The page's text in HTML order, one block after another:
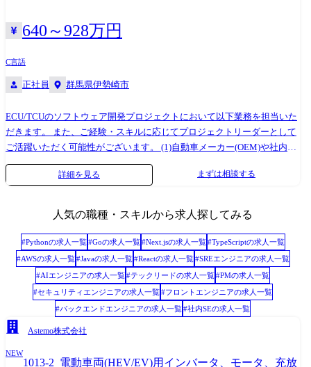
業務640～928万円
C言語
正社員 群馬県伊勢崎市
ECU/TCUのソフトウェア開発プロジェクトにおいて以下業務を担当いた
だきます。 また、ご経験・スキルに応じてプロジェクトリーダーとして
ご活躍いただく可能性がございます。 (1)自動車メーカー(OEM)や社内の
要求に基づき、車両制御機能の要件定義を実施 ・機能、性能、安全要件
などを明確化 (2)ソフトウェアのシステム設計・詳細設計を担当 ・アーキ
るためのフローチャートや構成図の作成 (3)設計に基づいたソフトウェア
の実装(コーディング)を実施 (4)HILS/MILS環境やテスト車両を用いた検
証・テスト ・単体、結合、システムテストを通じて品質を確認 (5)各構成
要素の統合と、システム全体の検証 ・要件を満たしているかを確認し、
必要に応じて修正 (6)OEMの開発スケジュールに基づき、開発活動の計
画・調整を実施 ・進捗、課題、品質などの管理プロセスに関与 (7)OEM
との技術的なコミュニケーションを通じて、課題・懸念事項の解決に取
り組む (8)チームメンバー(請負・派遣含む)の技術支援および育成 ・設
計・検証業務のレビューとフィードバック ・若手技術者への指導・教育
装、テストなどをお任せしたいと思っています。 入社3～5か月程度で小
詳細を見る まずは相談する
人気の職種・スキルから求人探してみる
#Pythonの求人一覧 #Goの求人一覧 #Next.jsの求人一覧 #TypeScriptの求人一覧
#AWSの求人一覧 #Javaの求人一覧 #Reactの求人一覧 #SREエンジニアの求人一覧
#AIエンジニアの求人一覧#テックリードの求人一覧#PMの求人一覧
#セキュリティエンジニアの求人一覧#フロントエンジニアの求人一覧
#バックエンドエンジニアの求人一覧#社内SEの求人一覧
Astemo株式会社
NEW
1013-2_電動車両(HEV/EV)用インバータ、モータ、充放